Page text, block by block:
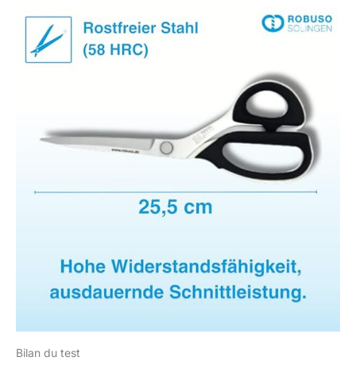
application industrielle.
Bilan du test